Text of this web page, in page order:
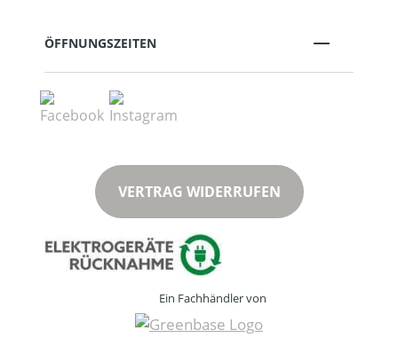
ÖFFNUNGSZEITEN
VERTRAG WIDERRUFEN
Ein Fachhändler von